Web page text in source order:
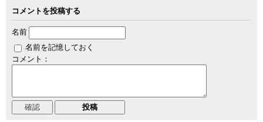
コメントを投稿する
名前
名前を記憶しておく
コメント：